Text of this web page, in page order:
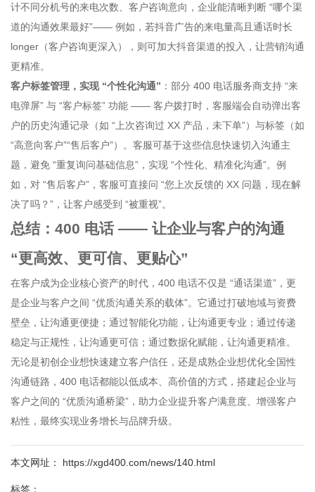
计不同分机号的来电次数、客户咨询意向，企业能清晰判断 “哪个渠
道的沟通效果最好”—— 例如，若抖音广告的来电量高且通话时长
longer（客户咨询更深入），则可加大抖音渠道的投入，让营销沟通
更精准。
客户标签管理，实现 “个性化沟通” ：部分 400 电话服务商支持 “来
电弹屏” 与 “客户标签” 功能 —— 客户拨打时，客服端会自动弹出客
户的历史沟通记录（如 “上次咨询过 XX 产品，未下单”）与标签（如
“高意向客户”“售后客户”）。客服可基于这些信息快速切入沟通主
题，避免 “重复询问基础信息”，实现 “个性化、精准化沟通”。例
如，对 “售后客户”，客服可直接问 “您上次反馈的 XX 问题，现在解
决了吗？”，让客户感受到 “被重视”。
总结：400 电话 —— 让企业与客户的沟通
“更高效、更可信、更贴心”
在客户成为企业核心资产的时代，400 电话不仅是 “通话渠道”，更
是企业与客户之间 “优质沟通关系的载体”。它通过打破地域与资费
壁垒，让沟通更便捷；通过智能化功能，让沟通更专业；通过传递
稳定与正规性，让沟通更可信；通过数据化赋能，让沟通更精准。
无论是初创企业想快速建立客户信任，还是成熟企业想优化全国性
沟通链路，400 电话都能以低成本、高价值的方式，搭建起企业与
客户之间的 “优质沟通桥梁”，助力企业提升客户满意度、增强客户
粘性，最终实现业务增长与品牌升级。
本文网址： https://xgd400.com/news/140.html
标签：